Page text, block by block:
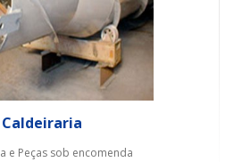
Caldeiraria
e Peças sob encomenda